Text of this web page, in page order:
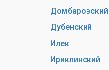
Домбаровский
Дубенский
Илек
Ириклинский